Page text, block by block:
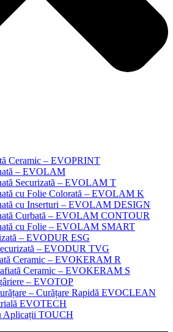
Ceramic – EVOPRINT
– EVOLAM
Securizată – EVOLAM T
cu Folie Colorată – EVOLAM K
cu Inserturi – EVOLAM DESIGN
Curbată – EVOLAM CONTOUR
cu Folie – EVOLAM SMART
– EVODUR ESG
– EVODUR TVG
Ceramic – EVOKERAM R
Ceramic – EVOKERAM S
– EVOTOP
– Curățare Rapidă EVOCLEAN
EVOTECH
Aplicații TOUCH